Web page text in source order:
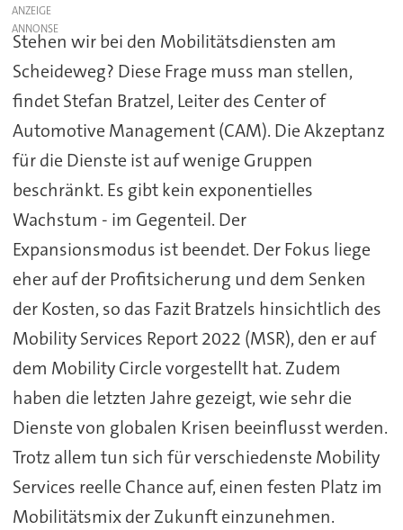
ANZEIGE
Stehen wir bei den Mobilitätsdiensten am
Scheideweg? Diese Frage muss man stellen,
findet Stefan Bratzel, Leiter des Center of
Automotive Management (CAM). Die Akzeptanz
für die Dienste ist auf wenige Gruppen
beschränkt. Es gibt kein exponentielles
Wachstum - im Gegenteil. Der
Expansionsmodus ist beendet. Der Fokus liege
eher auf der Profitsicherung und dem Senken
der Kosten, so das Fazit Bratzels hinsichtlich des
Mobility Services Report 2022 (MSR), den er auf
dem Mobility Circle vorgestellt hat. Zudem
haben die letzten Jahre gezeigt, wie sehr die
Dienste von globalen Krisen beeinflusst werden.
Trotz allem tun sich für verschiedenste Mobility
Services reelle Chance auf, einen festen Platz im
Mobilitätsmix der Zukunft einzunehmen.